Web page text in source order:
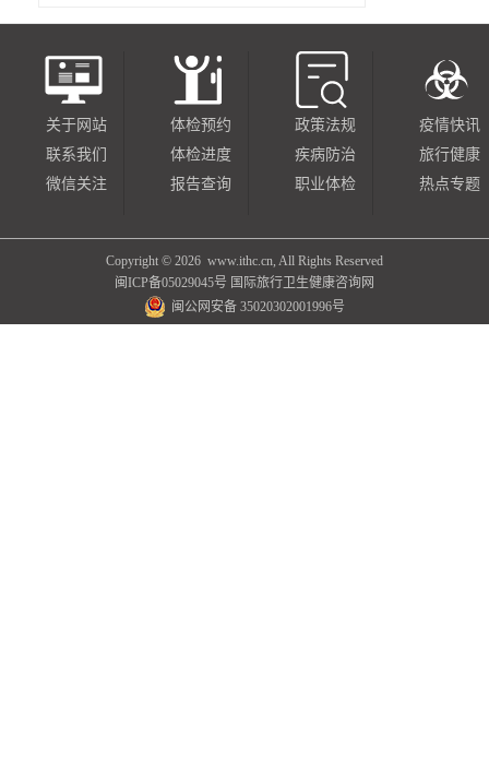
关于网站
联系我们
微信关注
体检预约
体检进度
报告查询
政策法规
疾病防治
职业体检
疫情快讯
旅行健康
热点专题
Copyright © 2026 www.ithc.cn, All Rights Reserved
闽ICP备05029045号 国际旅行卫生健康咨询网
闽公网安备 35020302001996号